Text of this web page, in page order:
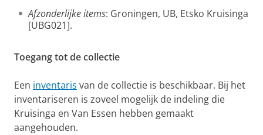
Afzonderlijke items: Groningen, UB, Etsko Kruisinga
[UBG021].
Toegang tot de collectie
Een inventaris van de collectie is beschikbaar. Bij het
inventariseren is zoveel mogelijk de indeling die
Kruisinga en Van Essen hebben gemaakt
aangehouden.